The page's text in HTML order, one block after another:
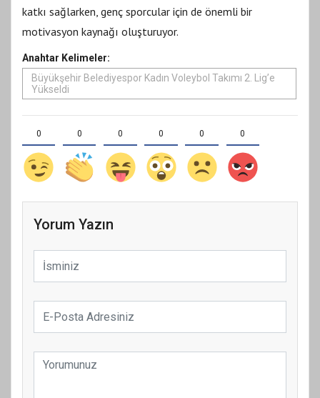
katkı sağlarken, genç sporcular için de önemli bir
motivasyon kaynağı oluşturuyor.
Anahtar Kelimeler:
Büyükşehir Belediyespor Kadın Voleybol Takımı 2. Lig’e
Yükseldi
0 0 0 0 0 0
Yorum Yazın